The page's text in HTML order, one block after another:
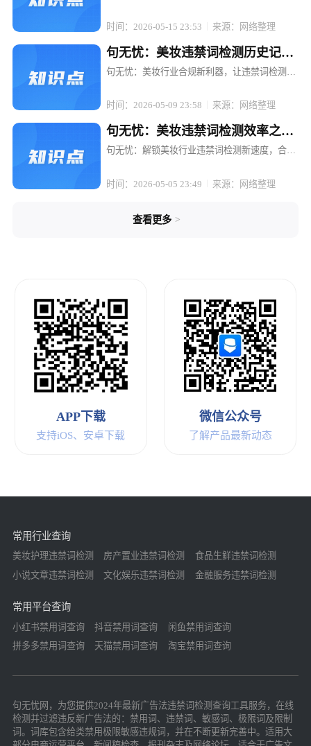
发展的当下，内容创作者和电商运营者们面临着
前所未有的机遇，但同时也遭遇着诸多合规挑
战。账号限流、封号、广告罚款等问...
时间：2026-05-15 23:53 来源：网络整理
句无忧：美妆违禁词检测历史记录
可追溯，复盘更轻松
句无忧：美妆行业合规新利器，让违禁词检测与
中，美妆品牌与博主们正享受着流量红利，却也
面临着前所未有的合规挑战。一条精心策划的短
视频，可能因一句不经意的违禁词而...
时间：2026-05-09 23:58 来源：网络整理
句无忧：美妆违禁词检测效率之
王，几秒出合规报告
句无忧：解锁美妆行业违禁词检测新速度，合规
中，合规性始终是悬在头顶的达摩克利斯之剑。
一句不当的宣传语，一个敏感的词汇，就可能让
时间：2026-05-05 23:49 来源：网络整理
查看更多 >
APP下载
支持iOS、安卓下载
微信公众号
了解产品最新动态
常用行业查询
美妆护理违禁词检测 房产置业违禁词检测
食品生鲜违禁词检测
小说文章违禁词检测
文化娱乐违禁词检测 金融服务违禁词检测
常用平台查询
小红书禁用词查询 抖音禁用词查询
闲鱼禁用词查询
拼多多禁用词查询
天猫禁用词查询 淘宝禁用词查询
句无忧网，为您提供2024年最新广告法违禁词检测查询工具服务，在线
检测并过滤违反新广告法的：禁用词、违禁词、敏感词、极限词及限制
词。词库包含给类禁用极限敏感违规词，并在不断更新完善中。适用大